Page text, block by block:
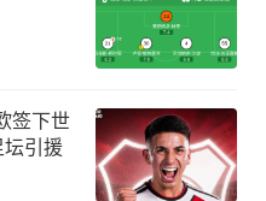
签下世
坛引援